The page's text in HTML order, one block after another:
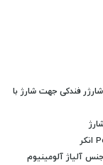
فندکی جهت شارژ با
آلیاژ آلومینیوم